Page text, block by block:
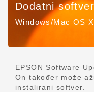
Dodatni softver
Windows/Mac OS X
EPSON Software
On također može
instalirani softver.